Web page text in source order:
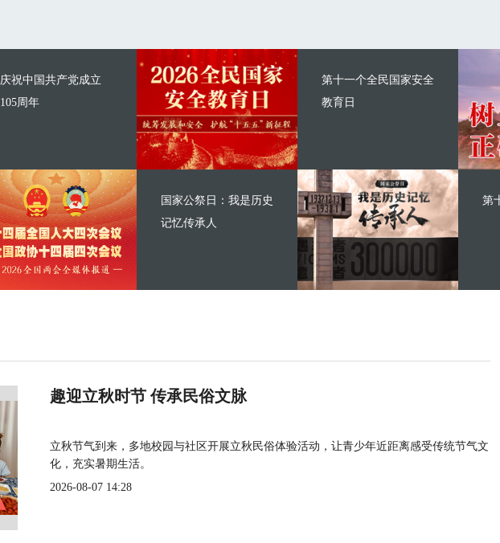
庆祝中国共产党成立
105周年
第十一个全民国家安全
教育日
国家公祭日：我是历史
记忆传承人
第
趣迎立秋时节 传承民俗文脉
立秋节气到来，多地校园与社区开展立秋民俗体验活动，让青少年近距离感受传统节气文
化，充实暑期生活。
2026-08-07 14:28